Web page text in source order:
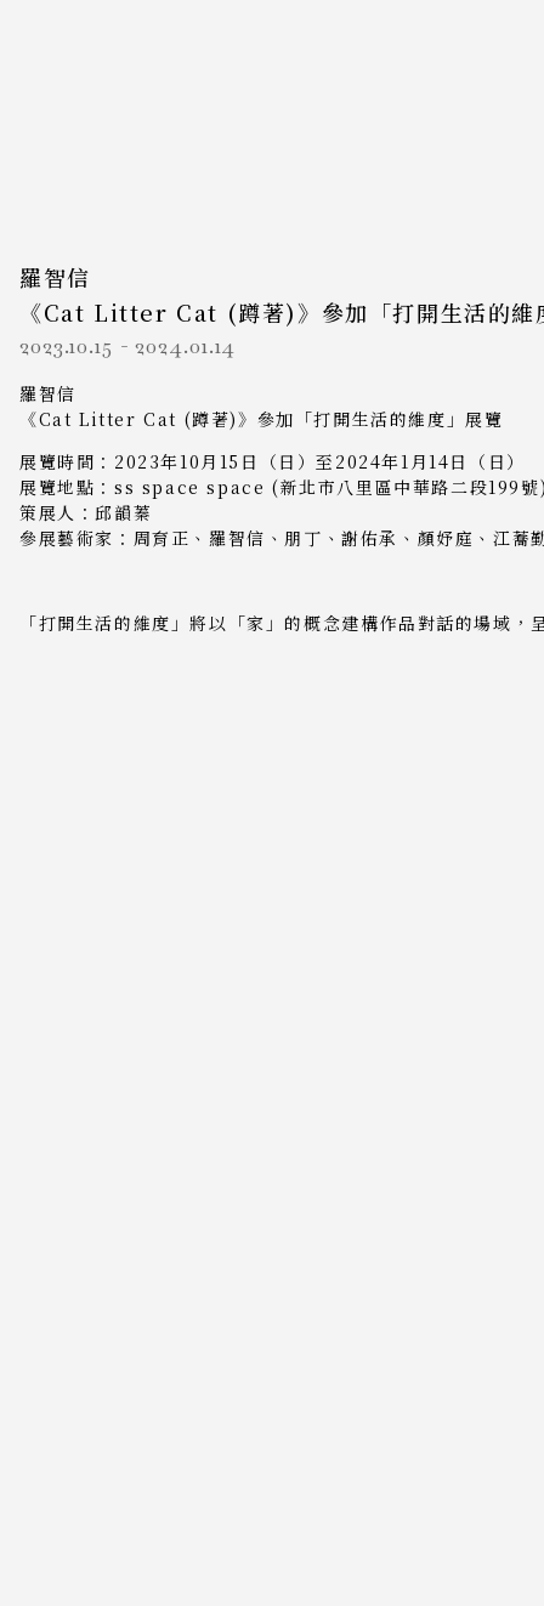
羅智信
《Cat Litter Cat (蹲著)》參加「打開生活的維
2023.10.15- 2024.01.14
羅智信
《Cat Litter Cat (蹲著)》參加「打開生活的維度」展覽
展覽時間：2023年10月15日（日）至2024年1月14日（日）
展覽地點：ss space space (新北市八里區中華路二段199號)
策展人：邱韻蓁
參展藝術家：周育正、羅智信、朋丁、謝佑承、顏妤庭、江
「打開生活的維度」將以「家」的概念建構作品對話的場域